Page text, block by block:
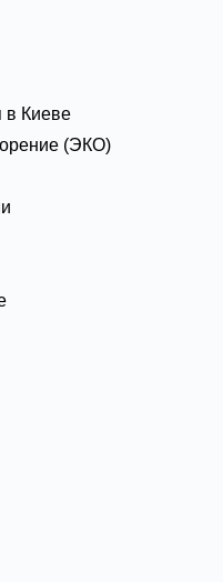
в Киеве
(ЭКО)